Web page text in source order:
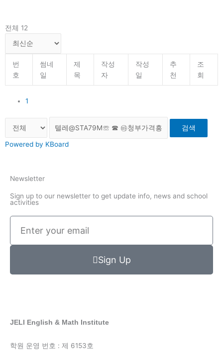
전체 12
번
호
썸네
일
제
목
작성
자
작성
일
추
천
조
회
1
검색
Powered by KBoard
Newsletter
Sign up to our newsletter to get update info, news and school
activities
your
email
Sign Up
JELI English & Math Institute
학원 운영 번호 : 제 6153호